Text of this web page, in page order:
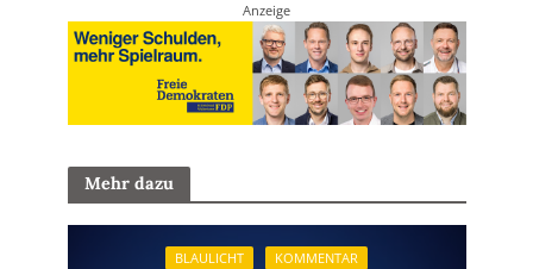
Anzeige
Mehr dazu
BLAULICHT KOMMENTAR